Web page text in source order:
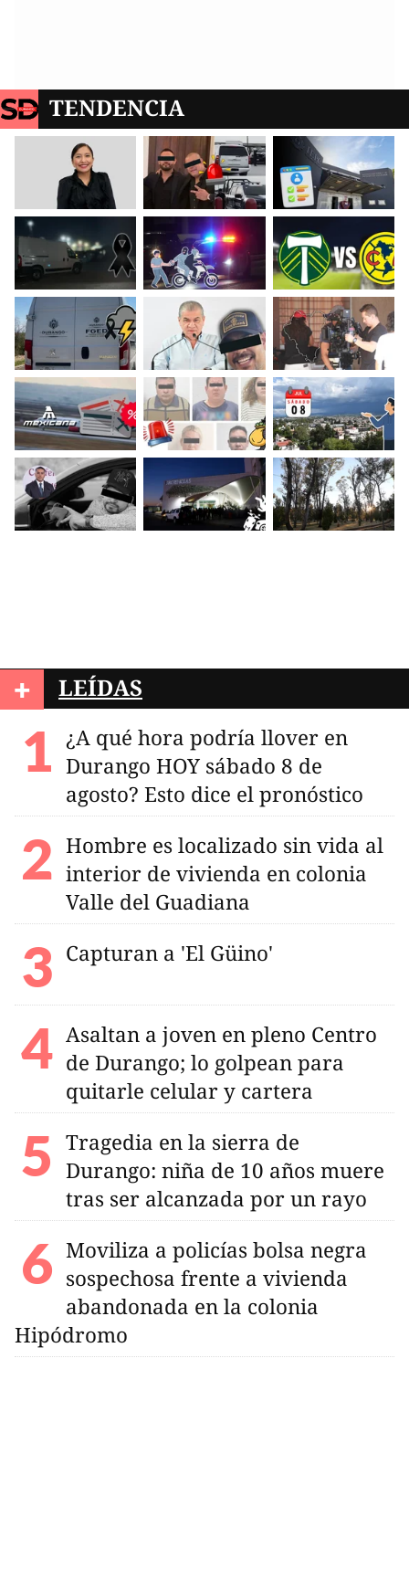
TENDENCIA
+ LEÍDAS
¿A qué hora podría llover en
Durango HOY sábado 8 de
agosto? Esto dice el pronóstico
Hombre es localizado sin vida al
interior de vivienda en colonia
Valle del Guadiana
Capturan a 'El Güino'
Asaltan a joven en pleno Centro
de Durango; lo golpean para
quitarle celular y cartera
Tragedia en la sierra de
Durango: niña de 10 años muere
tras ser alcanzada por un rayo
Moviliza a policías bolsa negra
sospechosa frente a vivienda
abandonada en la colonia
Hipódromo